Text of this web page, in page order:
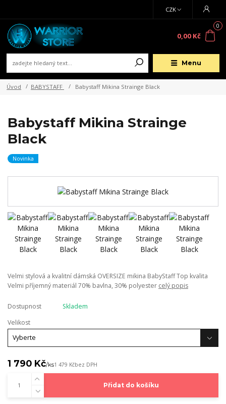
Menu
CZK
0
0,00 Kč
Úvod BABYSTAFF Babystaff Mikina Strainge Black
Babystaff Mikina Strainge
Black
Novinka
Velmi stylová a kvalitní dámská OVERSIZE mikina BabyStaff Top kvalita
Velmi příjemný materiál 70% bavlna, 30% polyester celý popis
Dostupnost
Skladem
Velikost
1 790 Kč/ks1 479 Kčbez DPH
Přidat do košíku